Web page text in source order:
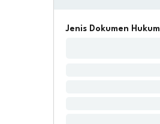
Jenis Dokumen Hukum